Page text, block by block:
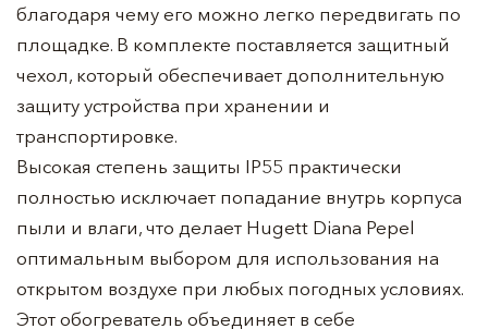
благодаря чему его можно легко передвигать по
площадке. В комплекте поставляется защитный
чехол, который обеспечивает дополнительную
защиту устройства при хранении и
транспортировке.
Высокая степень защиты IP55 практически
полностью исключает попадание внутрь корпуса
пыли и влаги, что делает Hugett Diana Pepel
оптимальным выбором для использования на
открытом воздухе при любых погодных условиях.
Этот обогреватель объединяет в себе